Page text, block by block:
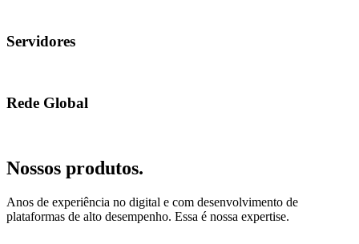
Servidores
Rede Global
Nossos produtos.
Anos de experiência no digital e com desenvolvimento de
plataformas de alto desempenho. Essa é nossa expertise.